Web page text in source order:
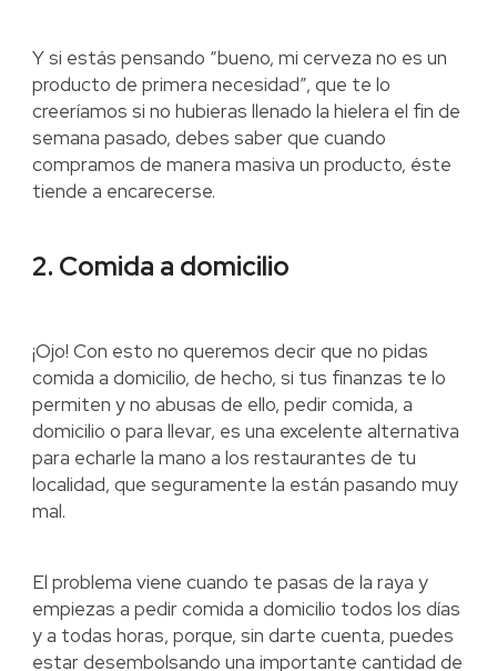
Y si estás pensando “bueno, mi cerveza no es un
producto de primera necesidad”, que te lo
creeríamos si no hubieras llenado la hielera el fin de
semana pasado, debes saber que cuando
compramos de manera masiva un producto, éste
tiende a encarecerse.
2. Comida a domicilio
¡Ojo! Con esto no queremos decir que no pidas
comida a domicilio, de hecho, si tus finanzas te lo
permiten y no abusas de ello, pedir comida, a
domicilio o para llevar, es una excelente alternativa
para echarle la mano a los restaurantes de tu
localidad, que seguramente la están pasando muy
mal.
El problema viene cuando te pasas de la raya y
empiezas a pedir comida a domicilio todos los días
y a todas horas, porque, sin darte cuenta, puedes
estar desembolsando una importante cantidad de